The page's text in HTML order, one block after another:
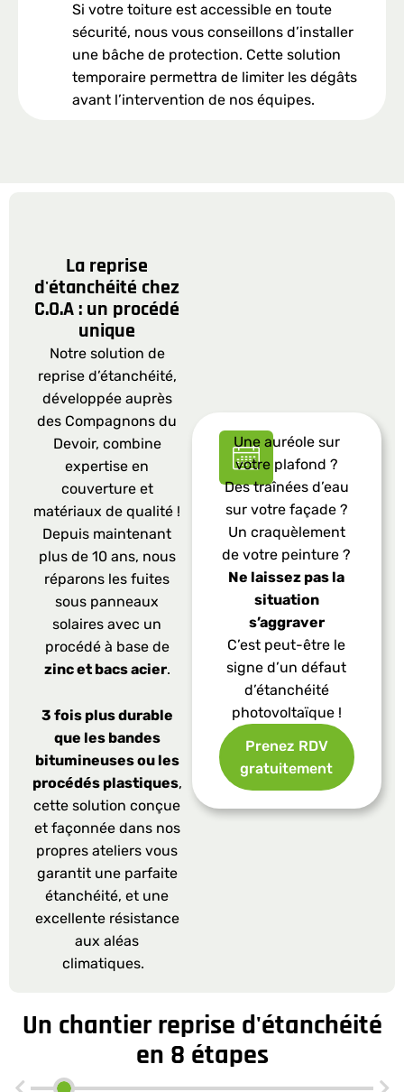
Si votre toiture est accessible en toute
sécurité, nous vous conseillons d’installer
une bâche de protection. Cette solution
temporaire permettra de limiter les dégâts
avant l’intervention de nos équipes.
La reprise
d'étanchéité chez
C.O.A : un procédé
unique
Notre solution de
reprise d’étanchéité,
développée auprès
des Compagnons du
Devoir, combine
expertise en
couverture et
matériaux de qualité !
Depuis maintenant
plus de 10 ans, nous
réparons les fuites
sous panneaux
solaires avec un
procédé à base de
zinc et bacs acier.
3 fois plus durable
que les bandes
bitumineuses ou les
procédés plastiques,
cette solution conçue
et façonnée dans nos
propres ateliers vous
garantit une parfaite
étanchéité, et une
excellente résistance
aux aléas
climatiques.
Une auréole sur
votre plafond ?
Des traînées d’eau
sur votre façade ?
Un craquèlement
de votre peinture ?
Ne laissez pas la
situation
s’aggraver
C’est peut-être le
signe d’un défaut
d’étanchéité
photovoltaïque !
Prenez RDV
gratuitement
Un chantier reprise d'étanchéité
en 8 étapes